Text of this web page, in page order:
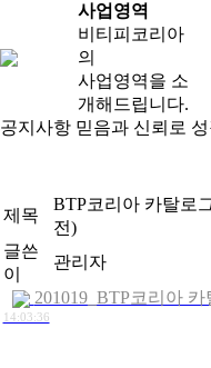
조직도
회사개요 및 연혁
인·허가사항 / 사회공
건물종합관리
시설물유지관리
경비보안서비스
방역/소독
인재파견/아웃소싱
사업 및 관리실적
사업 / 관리 실적
견적문의
공지사항
사업영역
비티피코리아
의
사업영역을 소
개해드립니다.
공지사항 믿음과 신뢰로
제목
BTP코리아 카탈로
전)
글쓴
이
관리자
201019_BTP코리아
14:03:36